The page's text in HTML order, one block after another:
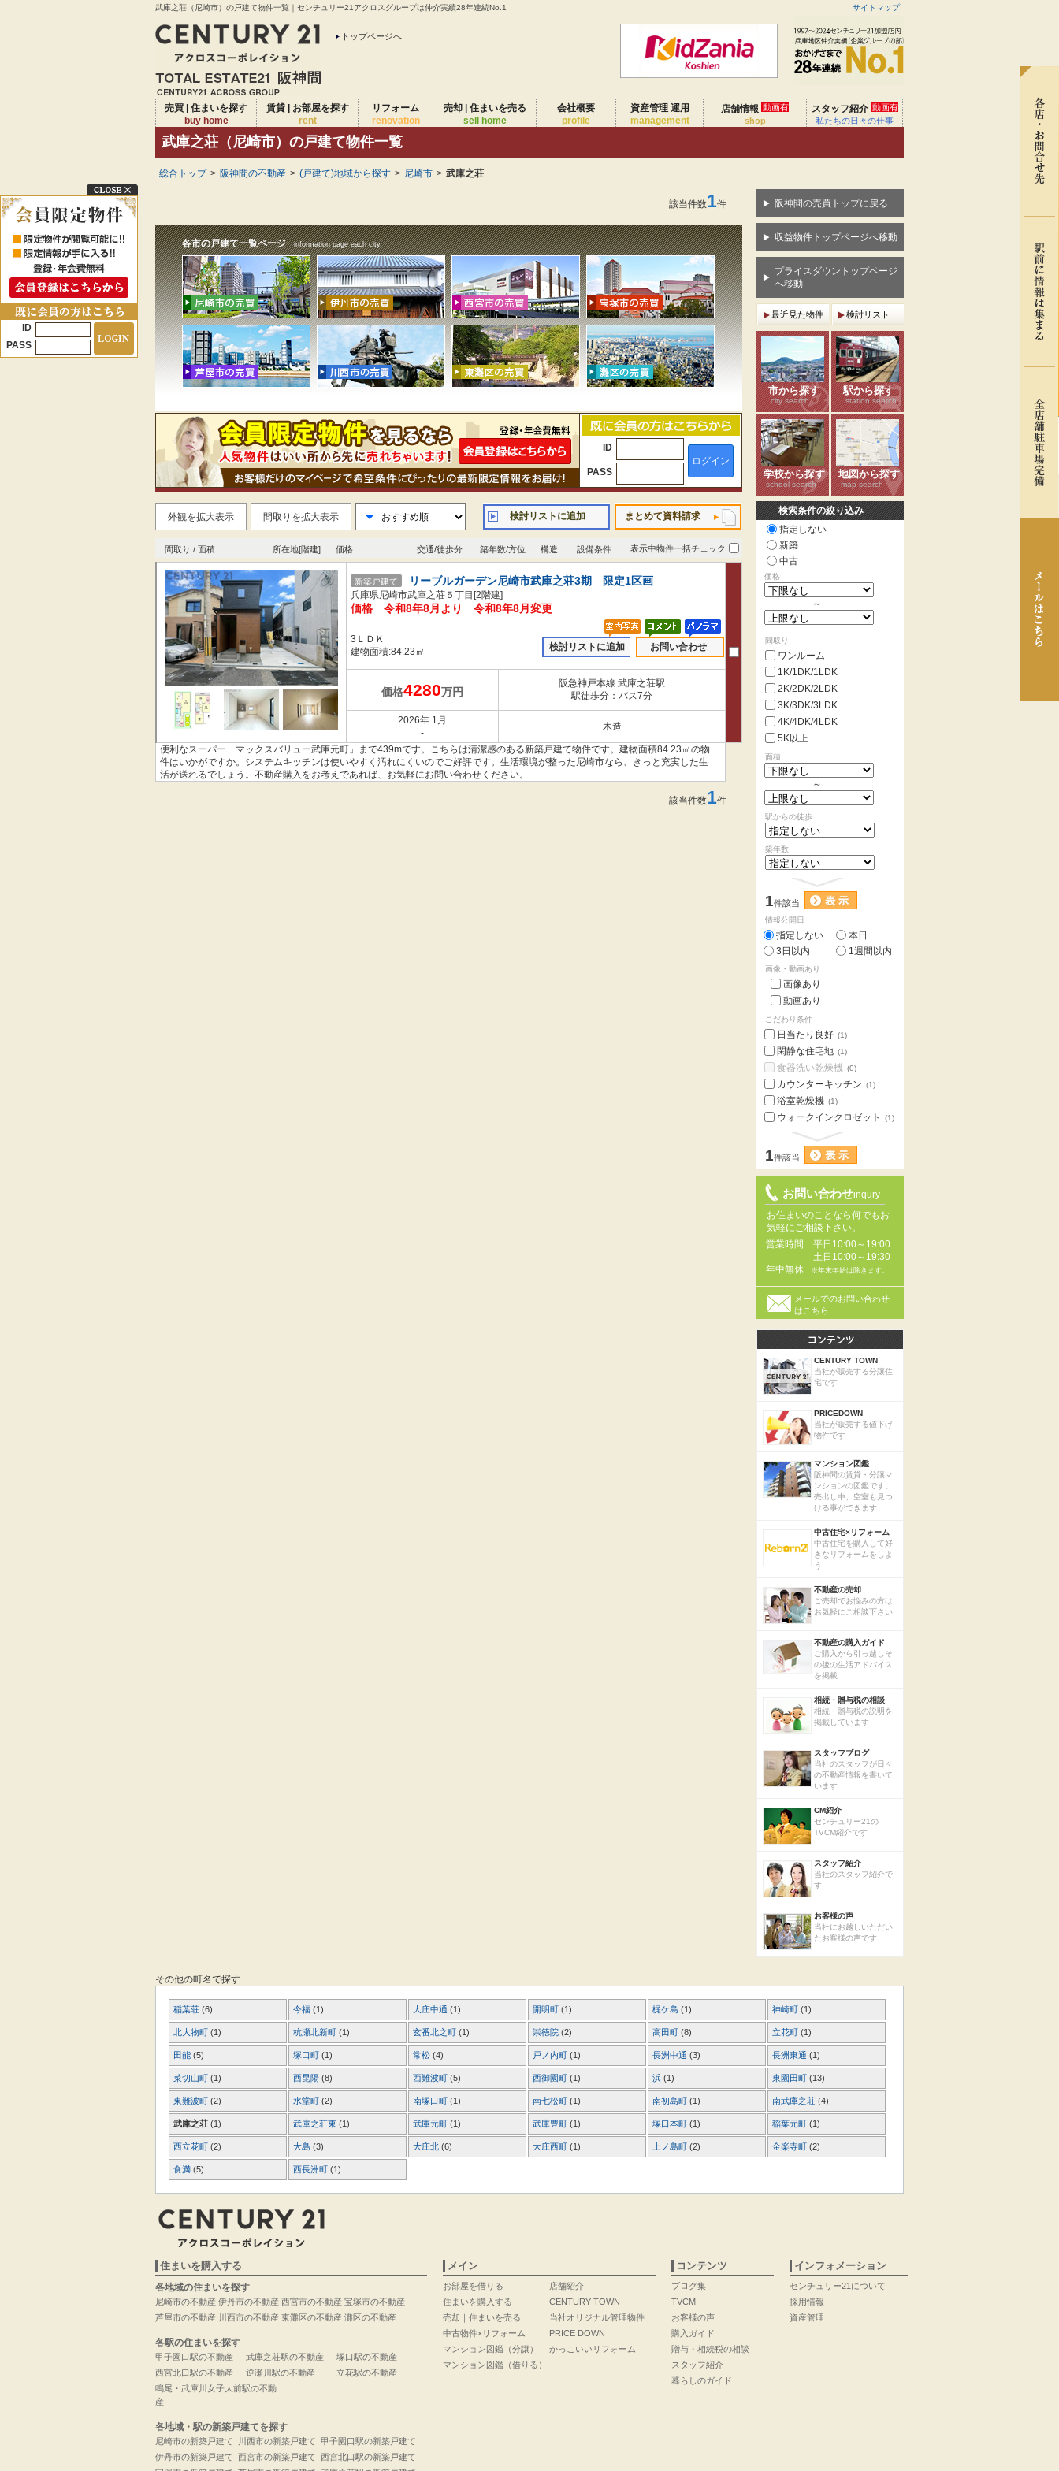
武庫之荘（尼崎市）の戸建て物件一覧｜センチュリー21アクロスグループは仲介実績28年連続No.1 サイトマップ
トップページへ
売買 | 住まいを探す
buy home
賃貸 | お部屋を探す
rent
リフォーム
renovation
売却 | 住まいを売る
sell home
会社概要
profile
資産管理 運用
management
店舗情報 動画有
shop
スタッフ紹介 動画有
私たちの日々の仕事
武庫之荘（尼崎市）の戸建て物件一覧
総合トップ > 阪神間の不動産 > (戸建て)地域から探す > 尼崎市 > 武庫之荘
該当件数1件
各市の戸建て一覧ページ information page each city
ログイン
ID
PASS
外観を拡大表示 間取りを拡大表示 検討リストに追加 まとめて資料請求
間取り / 面積 所在地[階建] 価格 交通/徒歩分 築年数/方位 構造 設備条件 表示中物件一括チェック
新築戸建て リーブルガーデン尼崎市武庫之荘3期 限定1区画
兵庫県尼崎市武庫之荘５丁目[2階建]
価格 令和8年8月より 令和8年8月変更
3ＬＤＫ
建物面積:84.23㎡
検討リストに追加 お問い合わせ
価格4280万円
阪急神戸本線 武庫之荘駅
駅徒歩分：バス7分
2026年 1月
-
木造
便利なスーパー「マックスバリュー武庫元町」まで439mです。こちらは清潔感のある新築戸建て物件です。建物面積84.23㎡の物
件はいかがですか。システムキッチンは使いやすく汚れにくいのでご好評です。生活環境が整った尼崎市なら、きっと充実した生
活が送れるでしょう。不動産購入をお考えであれば、お気軽にお問い合わせください。
該当件数1件
阪神間の売買トップに戻る
収益物件トップページへ移動
プライスダウントップページ
へ移動
最近見た物件 検討リスト
市から探す
city search
駅から探す
station search
学校から探す
school search
地図から探す
map search
検索条件の絞り込み
指定しない
新築
中古
価格
～
間取り
ワンルーム
1K/1DK/1LDK
2K/2DK/2LDK
3K/3DK/3LDK
4K/4DK/4LDK
5K以上
面積
～
駅からの徒歩
築年数
1件該当
情報公開日
指定しない
本日
3日以内
1週間以内
画像・動画あり
画像あり
動画あり
こだわり条件
日当たり良好 (1)
閑静な住宅地 (1)
食器洗い乾燥機 (0)
カウンターキッチン (1)
浴室乾燥機 (1)
ウォークインクロゼット (1)
1件該当
お問い合わせinqury
お住まいのことなら何でもお
気軽にご相談下さい。
営業時間
平日10:00～19:00
土日10:00～19:30
年中無休
※年末年始は除きます。
メールでのお問い合わせ
はこちら
CENTURY TOWN
当社が販売する分譲住
宅です
PRICEDOWN
当社が販売する値下げ
物件です
マンション図鑑
阪神間の賃貸・分譲マ
ンションの図鑑です。
売出し中、空室も見つ
ける事ができます
中古住宅×リフォーム
中古住宅を購入して好
きなリフォームをしよ
う
不動産の売却
ご売却でお悩みの方は
お気軽にご相談下さい
不動産の購入ガイド
ご購入から引っ越しそ
の後の生活アドバイス
を掲載
相続・贈与税の相談
相続・贈与税の説明を
掲載しています
スタッフブログ
当社のスタッフが日々
の不動産情報を書いて
います
CM紹介
センチュリー21の
TVCM紹介です
スタッフ紹介
当社のスタッフ紹介で
す
お客様の声
当社にお越しいただい
たお客様の声です
その他の町名で探す
稲葉荘 (6) 今福 (1) 大庄中通 (1) 開明町 (1) 梶ケ島 (1) 神崎町 (1)
北大物町 (1) 杭瀬北新町 (1) 玄番北之町 (1) 崇徳院 (2) 高田町 (8) 立花町 (1)
田能 (5) 塚口町 (1) 常松 (4) 戸ノ内町 (1) 長洲中通 (3) 長洲東通 (1)
菜切山町 (1) 西昆陽 (8) 西難波町 (5) 西御園町 (1) 浜 (1) 東園田町 (13)
東難波町 (2) 水堂町 (2) 南塚口町 (1) 南七松町 (1) 南初島町 (1) 南武庫之荘 (4)
武庫之荘 (1) 武庫之荘東 (1) 武庫元町 (1) 武庫豊町 (1) 塚口本町 (1) 稲葉元町 (1)
西立花町 (2) 大島 (3) 大庄北 (6) 大庄西町 (1) 上ノ島町 (2) 金楽寺町 (2)
食満 (5) 西長洲町 (1)
住まいを購入する
各地域の住まいを探す
尼崎市の不動産
芦屋市の不動産
伊丹市の不動産
川西市の不動産
西宮市の不動産
東灘区の不動産
宝塚市の不動産
灘区の不動産
各駅の住まいを探す
甲子園口駅の不動産
西宮北口駅の不動産
武庫之荘駅の不動産
逆瀬川駅の不動産
塚口駅の不動産
立花駅の不動産
鳴尾・武庫川女子大前駅の不動
産
各地域・駅の新築戸建てを探す
尼崎市の新築戸建て
伊丹市の新築戸建て
川西市の新築戸建て
西宮市の新築戸建て
甲子園口駅の新築戸建て
西宮北口駅の新築戸建て
メイン
お部屋を借りる
住まいを購入する
売却｜住まいを売る
中古物件×リフォーム
マンション図鑑（分譲）
マンション図鑑（借りる）
店舗紹介
CENTURY TOWN
当社オリジナル管理物件
PRICE DOWN
かっこいいリフォーム
コンテンツ
ブログ集
TVCM
お客様の声
購入ガイド
贈与・相続税の相談
スタッフ紹介
暮らしのガイド
インフォメーション
センチュリー21について
採用情報
資産管理
ID
PASS